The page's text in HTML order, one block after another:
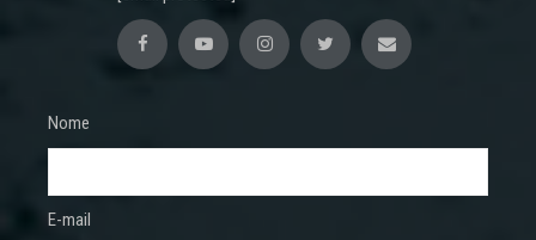
Nome
E-mail